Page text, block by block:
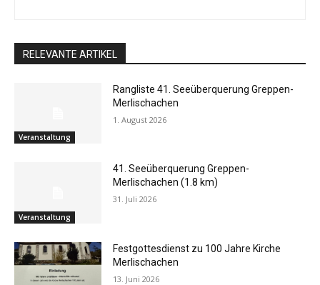
RELEVANTE ARTIKEL
Veranstaltung
Rangliste 41. Seeüberquerung Greppen-
Merlischachen
1. August 2026
Veranstaltung
41. Seeüberquerung Greppen-
Merlischachen (1.8 km)
31. Juli 2026
Festgottesdienst zu 100 Jahre Kirche
Merlischachen
13. Juni 2026